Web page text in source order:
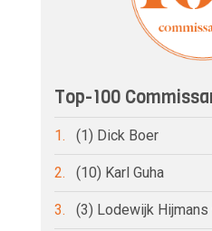
Top-100
1. (1) Dick Boer
2. (10) Karl Guha
3. (3) Lodewijk Hijmans